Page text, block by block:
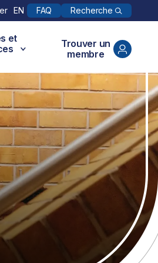
EN FAQ Recherche
et
Trouver un
membre